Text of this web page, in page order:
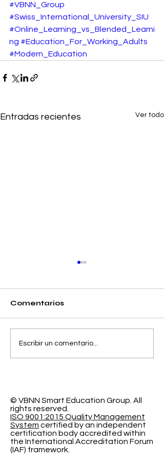
#VBNN_Group
#Swiss_International_University_SIU
#Online_Learning_vs_Blended_Learni
ng #Education_For_Working_Adults
#Modern_Education
Entradas recientes Ver todo
Separando la
Precisión y el Error
Comentarios
Escribir un comentario...
© VBNN Smart Education Group. All
rights reserved.
ISO 9001:2015 Quality Management
System certified by an independent
certification body accredited within
the International Accreditation Forum
(IAF) framework.